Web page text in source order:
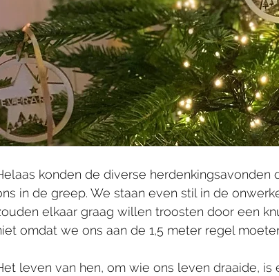
konden de diverse herdenkingsavonden
in de greep. We staan even stil in de
elkaar graag willen troosten door een
omdat we ons aan de 1,5 meter regel
leven van hen, om wie ons leven draaide, is